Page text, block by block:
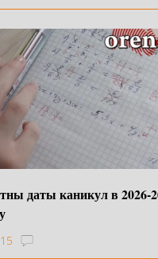
даты каникул в 2026-